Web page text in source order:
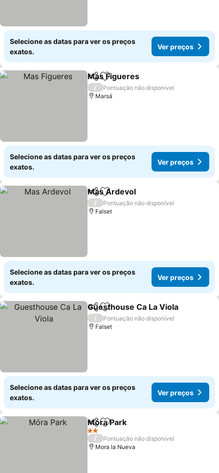
Selecione as datas para ver os preços
exatos.
Ver preços
PartilharAdicionar aos favoritos
Mas Figueres
/
Pontuação não disponível
Marsá
Selecione as datas para ver os preços
exatos.
Ver preços
PartilharAdicionar aos favoritos
Mas Ardevol
/
Pontuação não disponível
Falset
Selecione as datas para ver os preços
exatos.
Ver preços
PartilharAdicionar aos favoritos
Guesthouse Ca La Viola
/
Pontuação não disponível
Falset
Selecione as datas para ver os preços
exatos.
Ver preços
PartilharAdicionar aos favoritos
Móra Park
2 Estrelas
/
Pontuação não disponível
Mora la Nueva